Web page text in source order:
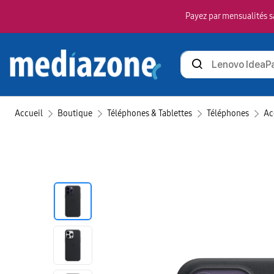
Payez par
Rechercher
des
Accueil Boutique Téléphones & Tablettes Téléphones